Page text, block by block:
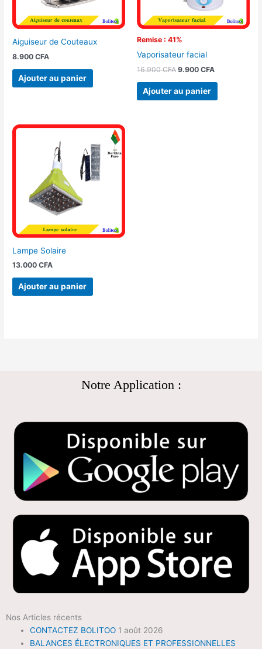
Aiguiseur de Couteaux
8.900CFA
Ajouter au panier
Remise : 41%
Vaporisateur facial
16.900CFA 9.900 CFA
Ajouter au panier
Lampe Solaire
13.000CFA
Ajouter au panier
Notre Application :
Nos Articles récents
CONTACTEZ BOLITOO 1 août 2026
BALANCES ÉLECTRONIQUES ET PROFESSIONNELLES